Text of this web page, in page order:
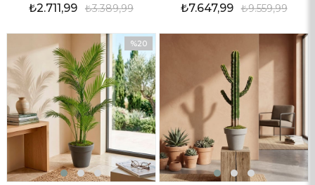
₺2.711,99 ₺3.389,99 ₺7.647,99 ₺9.559,99
%20
İndirim
%20İndirim